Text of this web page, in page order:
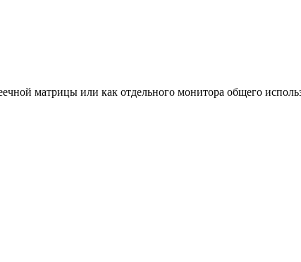
матрицы или как отдельного монитора общего